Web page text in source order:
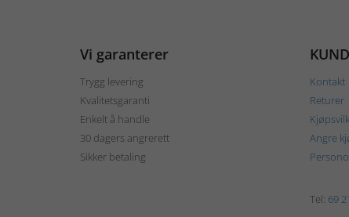
Vi garanterer
Trygg levering
Kvalitetsgaranti
Enkelt å handle
30 dagers angrerett
Sikker betaling
Kontakt
Returer
Angre
Tel: 69